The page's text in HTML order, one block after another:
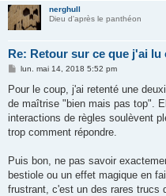
nerghull
Dieu d'après le panthéon
Re: Retour sur ce que j'ai
M
s
a
g
lun. mai 14, 2018 5:52 pm
Pour le coup, j'ai retenté une
de maîtrise "bien mais pas top".
interactions de règles soulèvent
trop comment répondre.
Puis bon, ne pas savoir
bestiole ou un effet magique en
frustrant, c'est un des rares trucs